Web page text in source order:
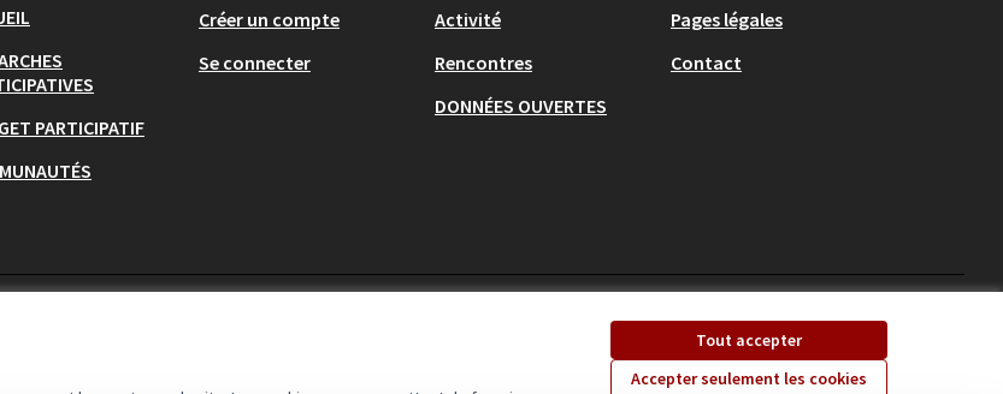
Tout accepter
Accepter seulement les cookies
PARTICIPATIF
Créer un compte
Se connecter
Activité
Rencontres
DONNÉES OUVERTES
Pages légales
Contact
(Lien externe)(Lien externe)